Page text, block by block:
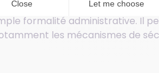
formalité administrative. Il
les mécanismes de